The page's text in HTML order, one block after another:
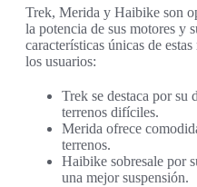
Trek, Merida y Haibike son
la potencia de sus motores y
características únicas de
los usuarios:
Trek se destaca por su
terrenos difíciles.
Merida ofrece
terrenos.
Haibike sobresale por
una mejor suspensión.